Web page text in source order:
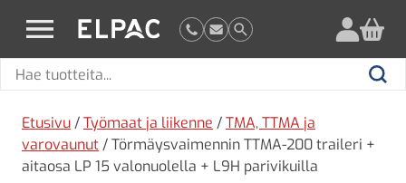
elpac.fi
Hae
Hae
Etusivu /Työmaat ja liikenne /TMA, TTMA ja
varovaunut / Törmäysvaimennin TTMA-200 traileri +
aitaosa LP 15 valonuolella + L9H parivikuilla